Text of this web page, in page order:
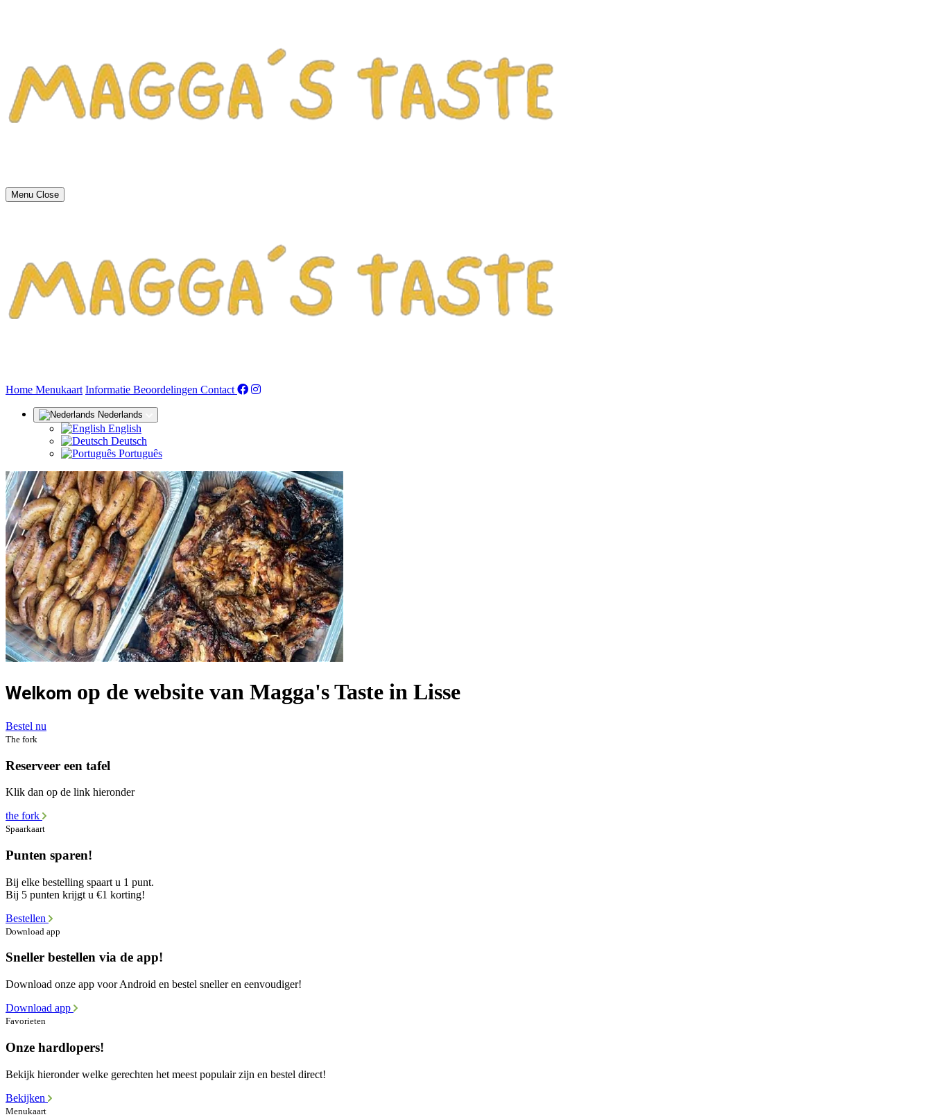
Menu Close
Home (huidige)
Menukaart Informatie Beoordelingen Contact
Nederlands
English
Deutsch
Português
Welkom op de website van Magga's Taste in Lisse
Bestel nu
The fork
Reserveer een tafel
Klik dan op de link hieronder
the fork
Spaarkaart
Punten sparen!
Bij elke bestelling spaart u 1 punt.
Bij 5 punten krijgt u €1 korting!
Bestellen
Download app
Sneller bestellen via de app!
Download onze app voor Android en bestel sneller en eenvoudiger!
Download app
Favorieten
Onze hardlopers!
Bekijk hieronder welke gerechten het meest populair zijn en bestel direct!
Bekijken
Menukaart